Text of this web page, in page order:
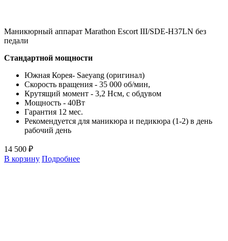
Маникюрный аппарат Marathon Escort III/SDE-H37LN без
педали
Стандартной мощности
Южная Корея- Saeyang (оригинал)
Скорость вращения - 35 000 об/мин,
Крутящий момент - 3,2 Нсм, с обдувом
Мощность - 40Вт
Гарантия 12 мес.
Рекомендуется для маникюра и педикюра (1-2) в день
рабочий день
14 500 ₽
В корзину Подробнее